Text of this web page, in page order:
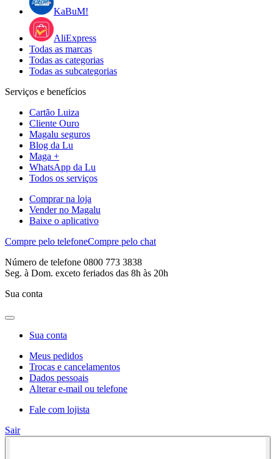
KaBuM!
AliExpress
Todas as marcas
Todas as categorias
Todas as subcategorias
Serviços e benefícios
Cartão Luiza
Cliente Ouro
Magalu seguros
Blog da Lu
Maga +
WhatsApp da Lu
Todos os serviços
Comprar na loja
Vender no Magalu
Baixe o aplicativo
Compre pelo telefoneCompre pelo chat
Número de telefone 0800 773 3838
Seg. à Dom. exceto feriados das 8h às 20h
Sua conta
Sua conta
Meus pedidos
Trocas e cancelamentos
Dados pessoais
Alterar e-mail ou telefone
Fale com lojista
Sair